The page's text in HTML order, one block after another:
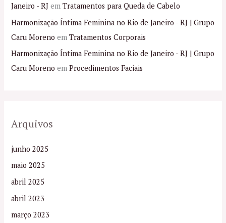
Janeiro - RJ emTratamentos para Queda de Cabelo
Harmonização Íntima Feminina no Rio de Janeiro - RJ | Grupo
Caru Moreno emTratamentos Corporais
Harmonização Íntima Feminina no Rio de Janeiro - RJ | Grupo
Caru Moreno emProcedimentos Faciais
Arquivos
junho 2025
maio 2025
abril 2025
abril 2023
março 2023